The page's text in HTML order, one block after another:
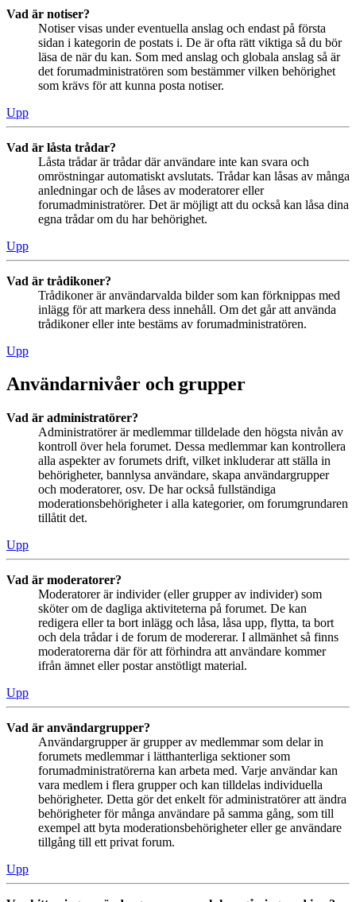
Vad är notiser?
Notiser visas under eventuella anslag och endast på första
sidan i kategorin de postats i. De är ofta rätt viktiga så du bör
läsa de när du kan. Som med anslag och globala anslag så är
det forumadministratören som bestämmer vilken behörighet
som krävs för att kunna posta notiser.
Upp
Vad är låsta trådar?
Låsta trådar är trådar där användare inte kan svara och
omröstningar automatiskt avslutats. Trådar kan låsas av många
anledningar och de låses av moderatorer eller
forumadministratörer. Det är möjligt att du också kan låsa dina
egna trådar om du har behörighet.
Upp
Vad är trådikoner?
Trådikoner är användarvalda bilder som kan förknippas med
inlägg för att markera dess innehåll. Om det går att använda
trådikoner eller inte bestäms av forumadministratören.
Upp
Användarnivåer och grupper
Vad är administratörer?
Administratörer är medlemmar tilldelade den högsta nivån av
kontroll över hela forumet. Dessa medlemmar kan kontrollera
alla aspekter av forumets drift, vilket inkluderar att ställa in
behörigheter, bannlysa användare, skapa användargrupper
och moderatorer, osv. De har också fullständiga
moderationsbehörigheter i alla kategorier, om forumgrundaren
tillåtit det.
Upp
Vad är moderatorer?
Moderatorer är individer (eller grupper av individer) som
sköter om de dagliga aktiviteterna på forumet. De kan
redigera eller ta bort inlägg och låsa, låsa upp, flytta, ta bort
och dela trådar i de forum de modererar. I allmänhet så finns
moderatorerna där för att förhindra att användare kommer
ifrån ämnet eller postar anstötligt material.
Upp
Vad är användargrupper?
Användargrupper är grupper av medlemmar som delar in
forumets medlemmar i lätthanterliga sektioner som
forumadministratörerna kan arbeta med. Varje användar kan
vara medlem i flera grupper och kan tilldelas individuella
behörigheter. Detta gör det enkelt för administratörer att ändra
behörigheter för många användare på samma gång, som till
exempel att byta moderationsbehörigheter eller ge användare
tillgång till ett privat forum.
Upp